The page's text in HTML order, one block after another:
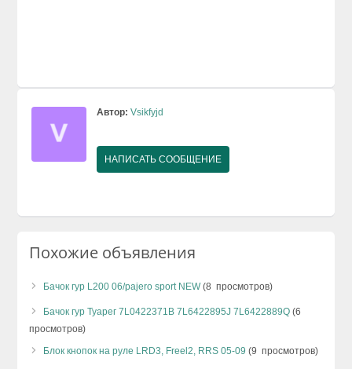
Автор: Vsikfyjd
НАПИСАТЬ СООБЩЕНИЕ
Похожие объявления
Бачок гур L200 06/pajero sport NEW(8 просмотров)
Бачок гур Туарег 7L0422371B 7L6422895J 7L6422889Q (6
просмотров)
Блок кнопок на руле LRD3, Freel2, RRS 05-09 (9 просмотров)